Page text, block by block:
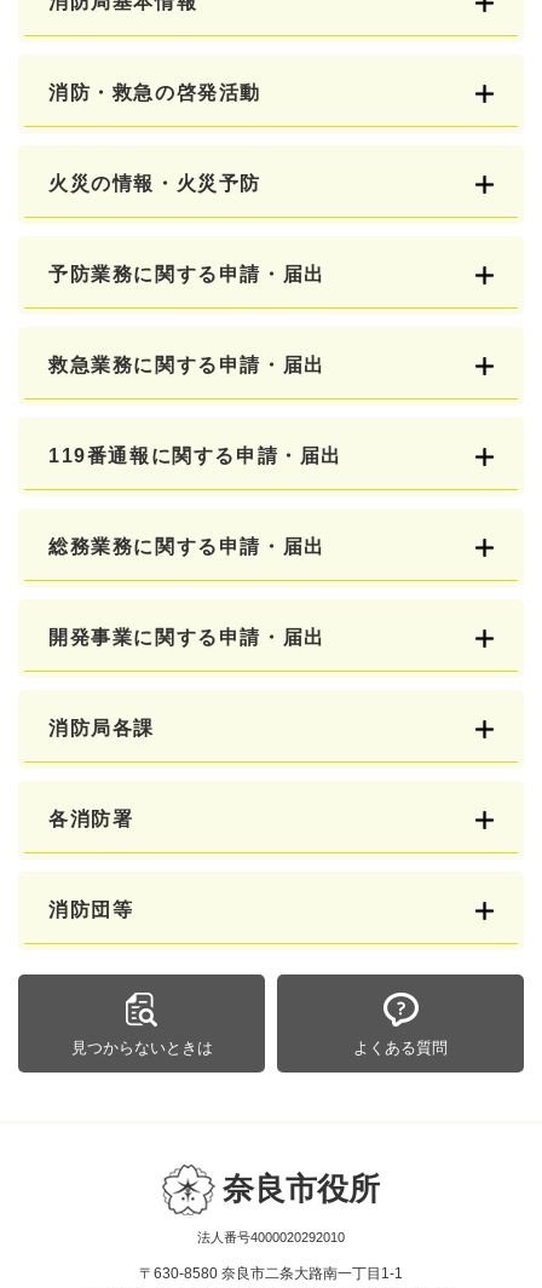
消防・救急の啓発活動
火災の情報・火災予防
予防業務に関する申請・届出
救急業務に関する申請・届出
119番通報に関する申請・届出
総務業務に関する申請・届出
開発事業に関する申請・届出
消防局各課
各消防署
消防団等
見つからないときは よくある質問
奈良市役所
法人番号4000020292010
〒630-8580 奈良市二条大路南一丁目1-1